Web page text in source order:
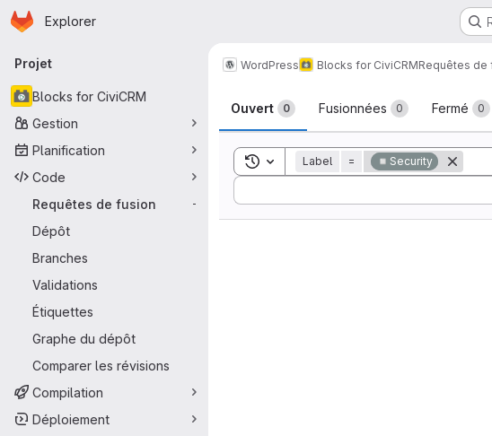
Passer au contenu principal
Page d'accueil
Explorer
Navigation principale
Projet
Blocks for CiviCRM
Gestion
Planification
Code
Requêtes de fusion
-
Dépôt
Branches
Validations
Étiquettes
Graphe du dépôt
Comparer les révisions
Compilation
Déploiement
WordPress Blocks for CiviCRMRequêtes de
Requêtes de fusion
Ouvert 0 Fusionnées 0 Fermé 0
Toggle search history
Label = ◽Security
Sort by: